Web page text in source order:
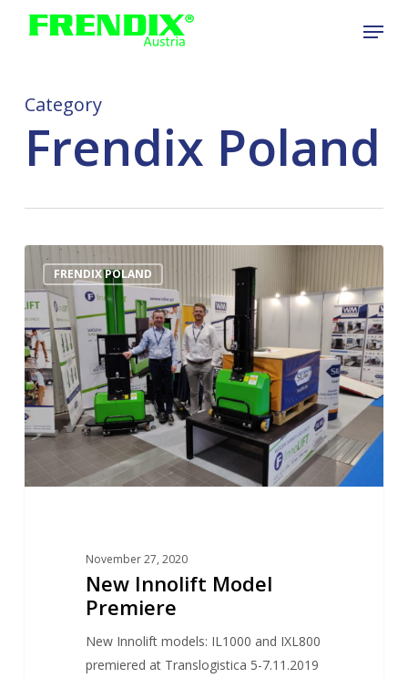
Menu
Category
Frendix Poland
FRENDIX POLAND
November 27, 2020
New Innolift Model
Premiere
New Innolift models: IL1000 and IXL800
premiered at Translogistica 5-7.11.2019